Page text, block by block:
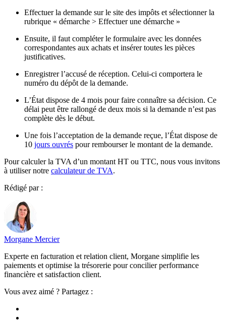
Effectuer la demande sur le site des impôts et sélectionner la
rubrique « démarche > Effectuer une démarche »
Ensuite, il faut compléter le formulaire avec les données
correspondantes aux achats et insérer toutes les pièces
justificatives.
Enregistrer l’accusé de réception. Celui-ci comportera le
numéro du dépôt de la demande.
L’État dispose de 4 mois pour faire connaître sa décision. Ce
délai peut être rallongé de deux mois si la demande n’est pas
complète dès le début.
Une fois l’acceptation de la demande reçue, l’État dispose de
10 jours ouvrés pour rembourser le montant de la demande.
Pour calculer la TVA d’un montant HT ou TTC, nous vous invitons
à utiliser notre calculateur de TVA.
Rédigé par :
Morgane Mercier
Experte en facturation et relation client, Morgane simplifie les
paiements et optimise la trésorerie pour concilier performance
financière et satisfaction client.
Vous avez aimé ? Partagez :